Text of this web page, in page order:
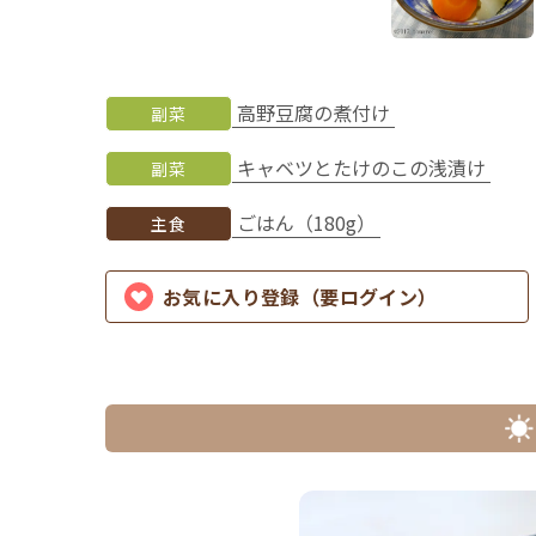
副菜 高野豆腐の煮付け
副菜 キャベツとたけのこの浅漬け
主食 ごはん（180g）
お気に入り登録（要ログイン）